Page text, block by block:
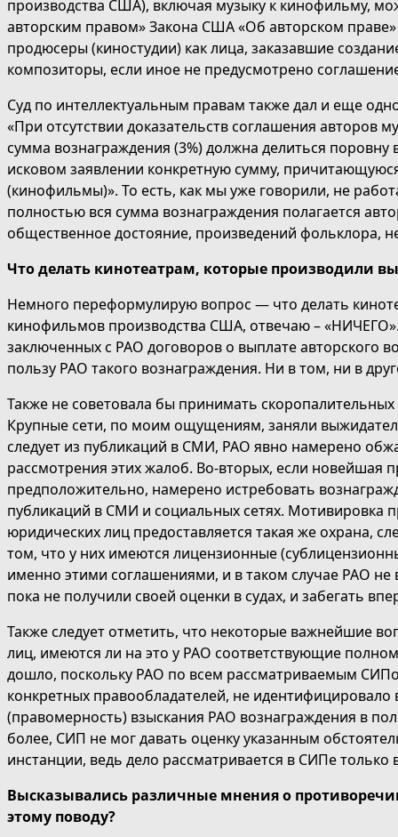
производства США), включая музыку к кинофильму,
авторским правом» Закона США «Об авторском
продюсеры (киностудии) как лица, заказавшие
композиторы, если иное не предусмотрено
Суд по интеллектуальным правам также дал и еще
«При отсутствии доказательств соглашения
сумма вознаграждения (3%) должна делиться
исковом заявлении конкретную сумму,
(кинофильмы)». То есть, как мы уже говорили, не
полностью вся сумма вознаграждения полагается
общественное достояние, произведений фольклора,
Что делать кинотеатрам, которые производили
Немного переформулирую вопрос — что делать
кинофильмов производства США, отвечаю –
заключенных с РАО договоров о выплате авторского
пользу РАО такого вознаграждения. Ни в том, ни в
Также не советовала бы принимать
Крупные сети, по моим ощущениям, заняли
следует из публикаций в СМИ, РАО явно намерено
рассмотрения этих жалоб. Во-вторых, если новейшая
предположительно, намерено истребовать
публикаций в СМИ и социальных сетях. Мотивировка
юридических лиц предоставляется такая же охрана,
том, что у них имеются лицензионные
именно этими соглашениями, и в таком случае РАО
пока не получили своей оценки в судах, и забегать
Также следует отметить, что некоторые важнейшие
лиц, имеются ли на это у РАО соответствующие
дошло, поскольку РАО по всем рассматриваемым
конкретных правообладателей, не
(правомерность) взыскания РАО вознаграждения в
более, СИП не мог давать оценку указанным
инстанции, ведь дело рассматривается в СИПе
Высказывались различные мнения о
этому поводу?